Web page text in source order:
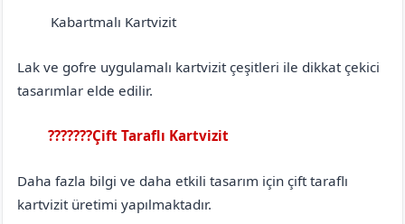
Kabartmalı Kartvizit
Lak ve gofre uygulamalı kartvizit çeşitleri ile dikkat çekici
tasarımlar elde edilir.
???????Çift Taraflı Kartvizit
Daha fazla bilgi ve daha etkili tasarım için çift taraflı
kartvizit üretimi yapılmaktadır.